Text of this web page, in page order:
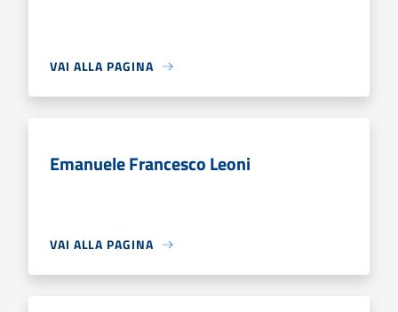
VAI ALLA PAGINA
Emanuele Francesco Leoni
VAI ALLA PAGINA